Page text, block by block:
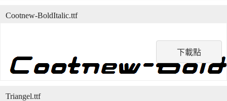
下載點
Cootnew-BoldItalic.ttf
Triangel.ttf